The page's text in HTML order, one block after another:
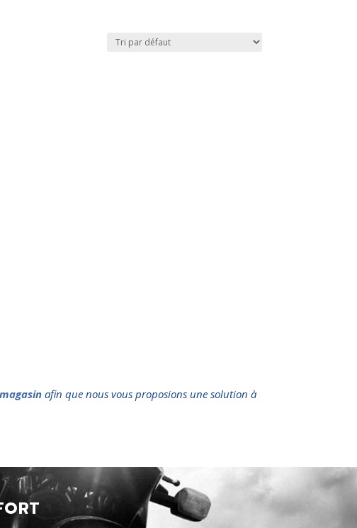
afin que nous vous proposions une solution à